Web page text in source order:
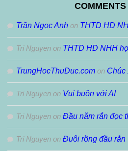
COMMENTS
Trần Ngọc Anh on THTD HD
Tri Nguyen on THTD HD NHH
TrungHocThuDuc.com on Chúc
Tri Nguyen on Vui buồn với AI
Tri Nguyen on Đầu năm rắn đọc
Tri Nguyen on Đuôi rồng đầu rắn